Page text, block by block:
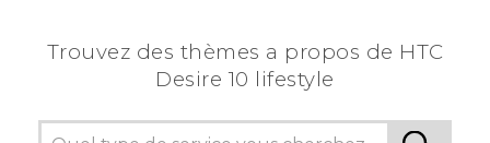
Trouvez des thèmes a propos de HTC
Desire 10 lifestyle